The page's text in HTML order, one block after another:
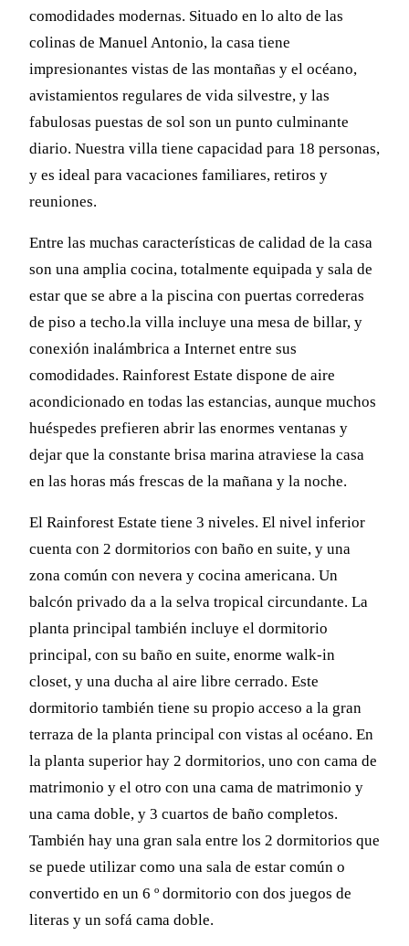
comodidades modernas. Situado en lo alto de las
colinas de Manuel Antonio, la casa tiene
impresionantes vistas de las montañas y el océano,
avistamientos regulares de vida silvestre, y las
fabulosas puestas de sol son un punto culminante
diario. Nuestra villa tiene capacidad para 18 personas,
y es ideal para vacaciones familiares, retiros y
reuniones.
Entre las muchas características de calidad de la casa
son una amplia cocina, totalmente equipada y sala de
estar que se abre a la piscina con puertas correderas
de piso a techo.la villa incluye una mesa de billar, y
conexión inalámbrica a Internet entre sus
comodidades. Rainforest Estate dispone de aire
acondicionado en todas las estancias, aunque muchos
huéspedes prefieren abrir las enormes ventanas y
dejar que la constante brisa marina atraviese la casa
en las horas más frescas de la mañana y la noche.
El Rainforest Estate tiene 3 niveles. El nivel inferior
cuenta con 2 dormitorios con baño en suite, y una
zona común con nevera y cocina americana. Un
balcón privado da a la selva tropical circundante. La
planta principal también incluye el dormitorio
principal, con su baño en suite, enorme walk-in
closet, y una ducha al aire libre cerrado. Este
dormitorio también tiene su propio acceso a la gran
terraza de la planta principal con vistas al océano. En
la planta superior hay 2 dormitorios, uno con cama de
matrimonio y el otro con una cama de matrimonio y
una cama doble, y 3 cuartos de baño completos.
También hay una gran sala entre los 2 dormitorios que
se puede utilizar como una sala de estar común o
convertido en un 6 º dormitorio con dos juegos de
literas y un sofá cama doble.